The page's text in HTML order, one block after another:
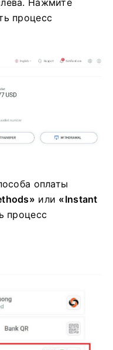
Нажмите
процесс
оплаты
или «Instant
процесс